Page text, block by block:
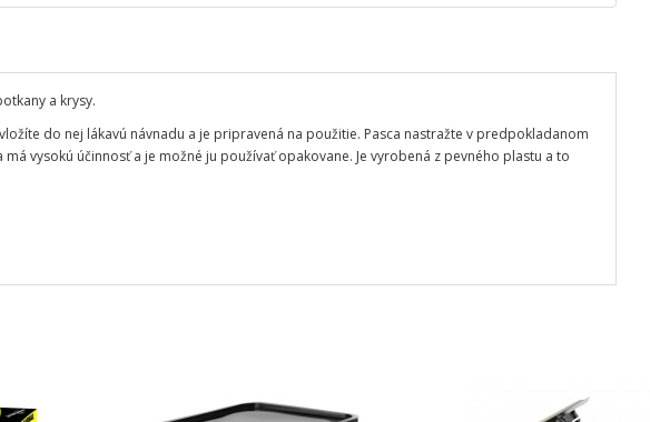
a krysy.
do nej lákavú návnadu a je pripravená na použitie. Pasca nastražte v predpokladanom
má vysokú účinnosť a je možné ju používať opakovane. Je vyrobená z pevného plastu a to